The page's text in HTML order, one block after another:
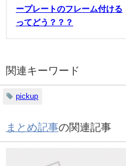
ープレートのフレーム付ける
ってどう？？？
関連キーワード
pickup
まとめ記事の関連記事